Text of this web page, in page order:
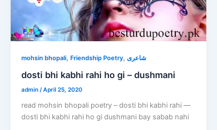
mohsin bhopali, Friendship Poetry,شاعری
dosti bhi kabhi rahi ho gi – dushmani
admin /April 25, 2020
read mohsin bhopali poetry – dosti bhi kabhi rahi —
dosti bhi kabhi rahi ho gi dushmani bay sabab nahi